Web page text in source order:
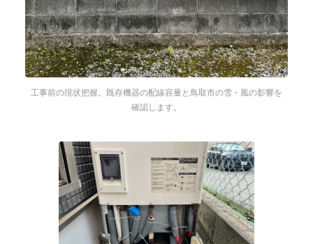
工事前の現状把握。既存機器の配線容量と鳥取市の雪・風の影響を
確認します。